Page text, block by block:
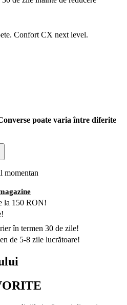
Confort CX next level.
poate varia între diferite
momentan
la 150 RON!
în termen 30 de zile!
de 5-8 zile lucrătoare!